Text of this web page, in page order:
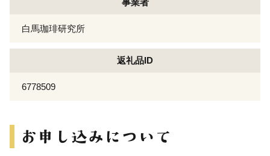
白馬珈琲研究所
返礼品ID
6778509